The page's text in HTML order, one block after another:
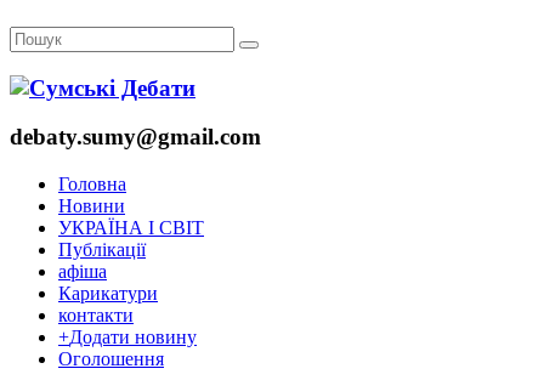
debaty.sumy@gmail.com
Головна
Новини
УКРАЇНА І СВІТ
Публікації
афіша
Карикатури
контакти
+Додати новину
Оголошення